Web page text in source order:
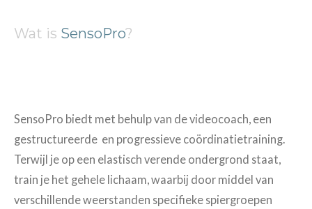
Wat is SensoPro?
SensoPro biedt met behulp van de videocoach, een
gestructureerde en progressieve coördinatietraining.
Terwijl je op een elastisch verende ondergrond staat,
train je het gehele lichaam, waarbij door middel van
verschillende weerstanden specifieke spiergroepen